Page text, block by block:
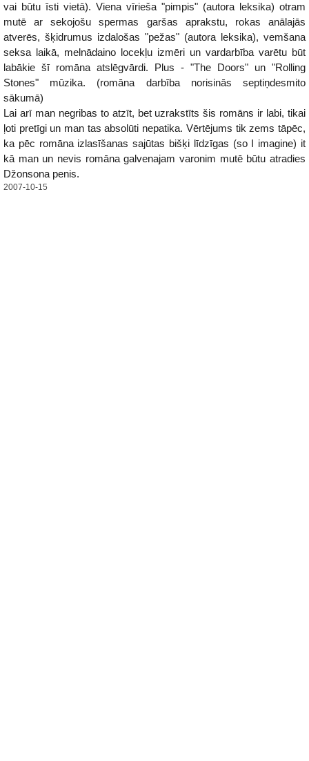
vai būtu īsti vietā). Viena vīrieša "pimpis" (autora leksika) otram
mutē ar sekojošu spermas garšas aprakstu, rokas anālajās
atverēs, šķidrumus izdalošas "pežas" (autora leksika), vemšana
seksa laikā, melnādaino locekļu izmēri un vardarbība varētu būt
labākie šī romāna atslēgvārdi. Plus - "The Doors" un "Rolling
Stones" mūzika. (romāna darbība norisinās septiņdesmito
sākumā)
Lai arī man negribas to atzīt, bet uzrakstīts šis romāns ir labi, tikai
ļoti pretīgi un man tas absolūti nepatika. Vērtējums tik zems tāpēc,
ka pēc romāna izlasīšanas sajūtas bišķi līdzīgas (so I imagine) it
kā man un nevis romāna galvenajam varonim mutē būtu atradies
Džonsona penis.
2007-10-15